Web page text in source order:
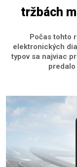
tržbách
Počas tohto
elektronických
typov sa najviac
predalo